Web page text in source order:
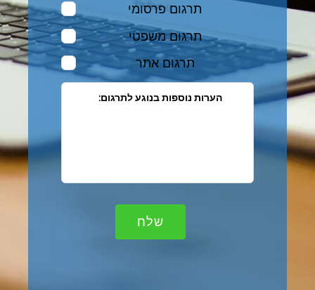
תרגום פרסומי
תרגום משפטי
תרגום אתר
:הערות נוספות בנוגע לתרגום
שלח